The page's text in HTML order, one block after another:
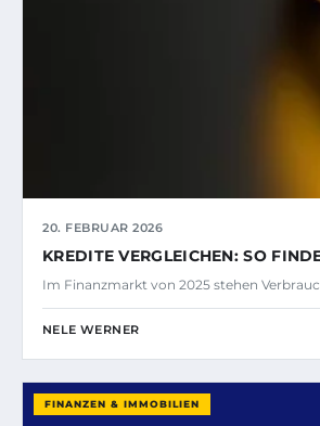
20. FEBRUAR 2026
KREDITE VERGLEICHEN: SO
Im Finanzmarkt von 2025 stehen
NELE WERNER
FINANZEN & IMMOBILIEN